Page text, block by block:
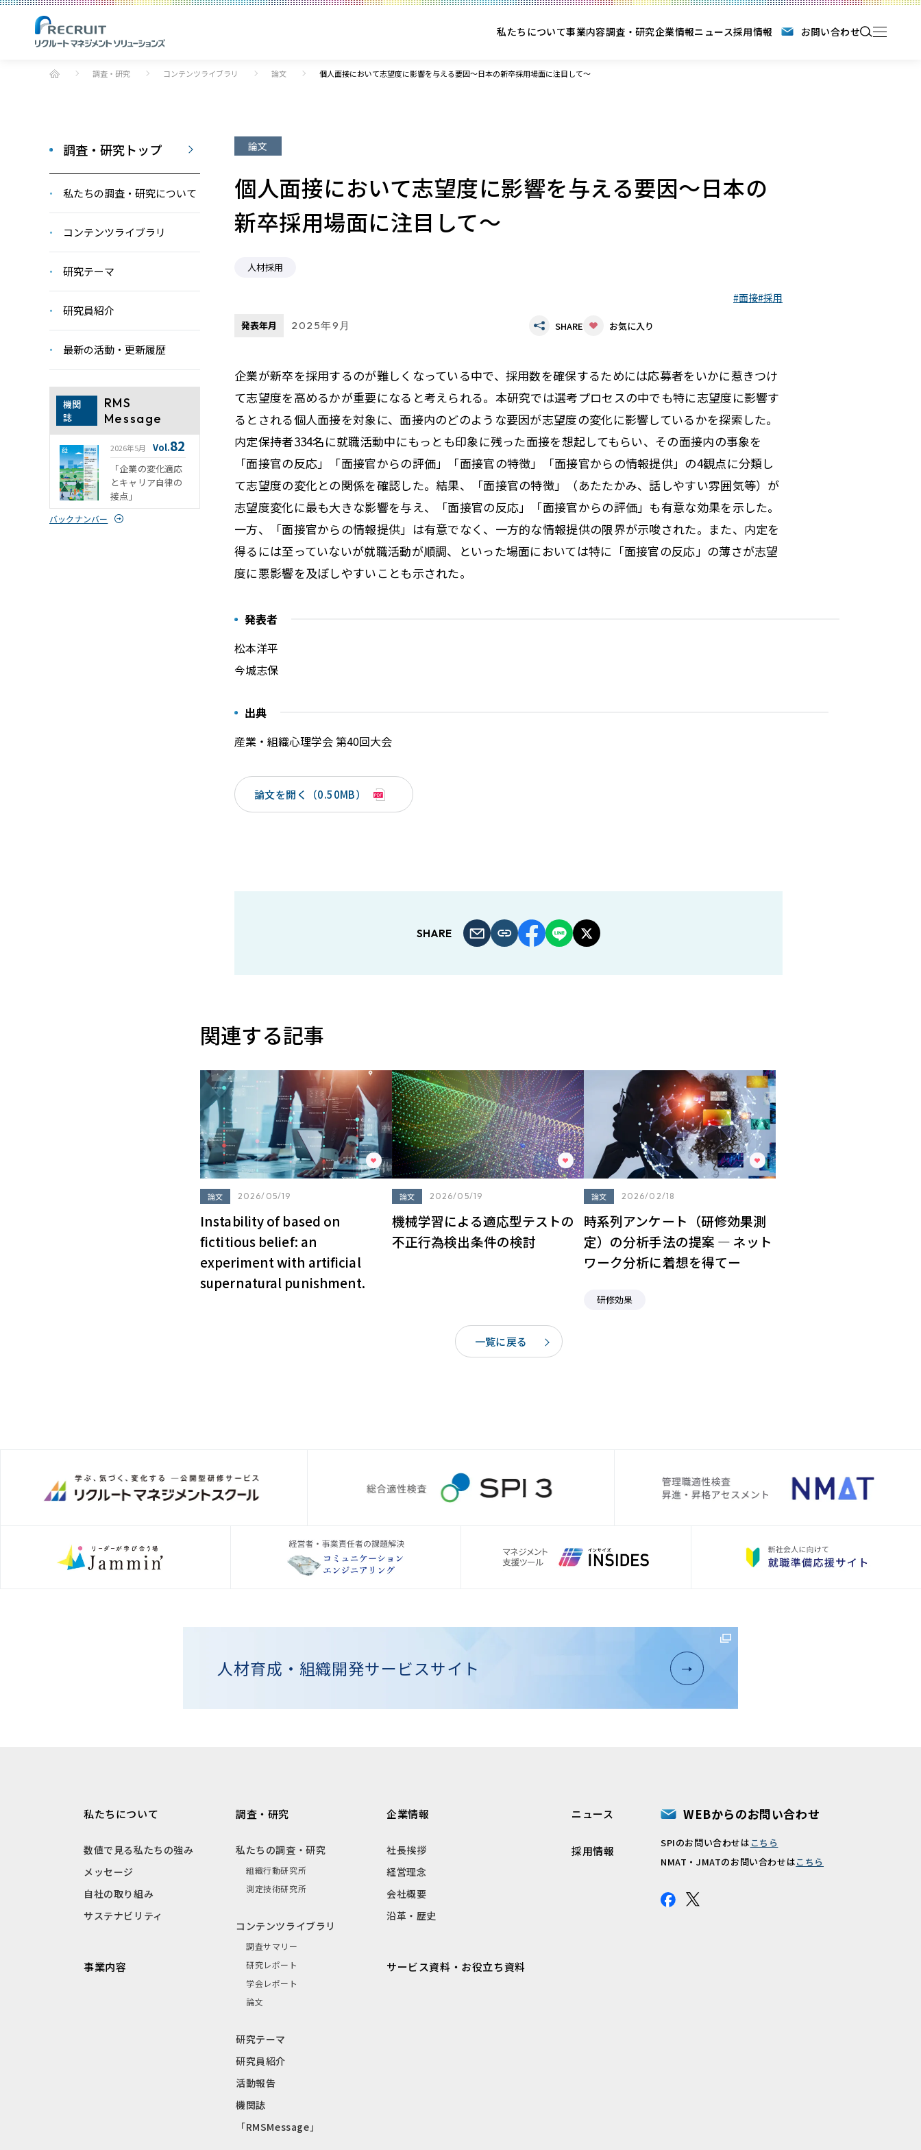
私たちについて事業内容調査・研究企業情報ニュース採用情報 お問い合わせ
調査・研究 コンテンツライブラリ 論文 個人面接において志望度に影響を与える要因～日本の新卒採用場面に注目して～
調査・研究トップ
私たちの調査・研究について
コンテンツライブラリ
研究テーマ
研究員紹介
最新の活動・更新履歴
機関
誌
RMS
Message
「企業の変化適応
とキャリア自律の
接点」
2026年5月 Vol.82
バックナンバー
論文
個人面接において志望度に影響を与える要因～日本の
新卒採用場面に注目して～
人材採用
面接 採用
発表年月 2025年9月 SHARE お気に入り
企業が新卒を採用するのが難しくなっている中で、採用数を確保するためには応募者をいかに惹きつけ
て志望度を高めるかが重要になると考えられる。本研究では選考プロセスの中でも特に志望度に影響す
るとされる個人面接を対象に、面接内のどのような要因が志望度の変化に影響しているかを探索した。
内定保持者334名に就職活動中にもっとも印象に残った面接を想起してもらい、その面接内の事象を
「面接官の反応」「面接官からの評価」「面接官の特徴」「面接官からの情報提供」の4観点に分類し
て志望度の変化との関係を確認した。結果、「面接官の特徴」（あたたかみ、話しやすい雰囲気等）が
志望度変化に最も大きな影響を与え、「面接官の反応」「面接官からの評価」も有意な効果を示した。
一方、「面接官からの情報提供」は有意でなく、一方的な情報提供の限界が示唆された。また、内定を
得るには至っていないが就職活動が順調、といった場面においては特に「面接官の反応」の薄さが志望
度に悪影響を及ぼしやすいことも示された。
発表者
松本洋平
今城志保
出典
産業・組織心理学会 第40回大会
論文を開く（0.50MB）
SHARE
関連する記事
論文 2026/05/19
Instability of based on
fictitious belief: an
experiment with artificial
supernatural punishment.
論文 2026/05/19
機械学習による適応型テストの
不正行為検出条件の検討
論文 2026/02/18
時系列アンケート（研修効果測
定）の分析⼿法の提案 ― ネット
ワーク分析に着想を得てー
研修効果
一覧に戻る
人材育成・組織開発サービスサイト
私たちについて
数値で見る私たちの強み
メッセージ
自社の取り組み
サステナビリティ
事業内容
調査・研究
私たちの調査・研究
組織行動研究所
測定技術研究所
コンテンツライブラリ
調査サマリー
研究レポート
学会レポート
論文
研究テーマ
研究員紹介
活動報告
機関誌
「RMSMessage」
企業情報
社長挨拶
経営理念
会社概要
沿革・歴史
サービス資料・お役立ち資料
ニュース
採用情報
WEBからのお問い合わせ
SPIのお問い合わせは こちら
NMAT・JMATのお問い合わせはこちら